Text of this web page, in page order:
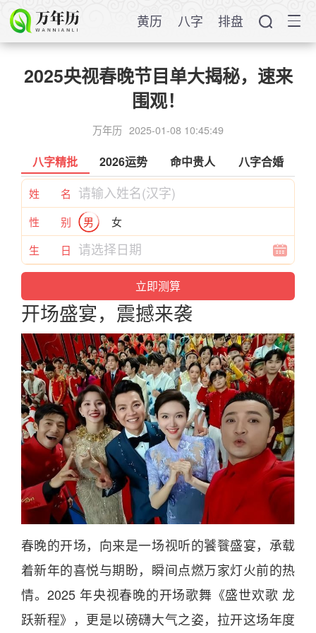
黄历 八字 排盘
2025央视春晚节目单大揭秘，速来
围观！
万年历 2025-01-08 10:45:49
八字精批 2026运势 命中贵人 八字合婚
姓 名
性 别
男
女
生 日
开场盛宴，震撼来袭
春晚的开场，向来是一场视听的饕餮盛宴，承载
着新年的喜悦与期盼，瞬间点燃万家灯火前的热
情。2025 年央视春晚的开场歌舞《盛世欢歌 龙
跃新程》，更是以磅礴大气之姿，拉开这场年度